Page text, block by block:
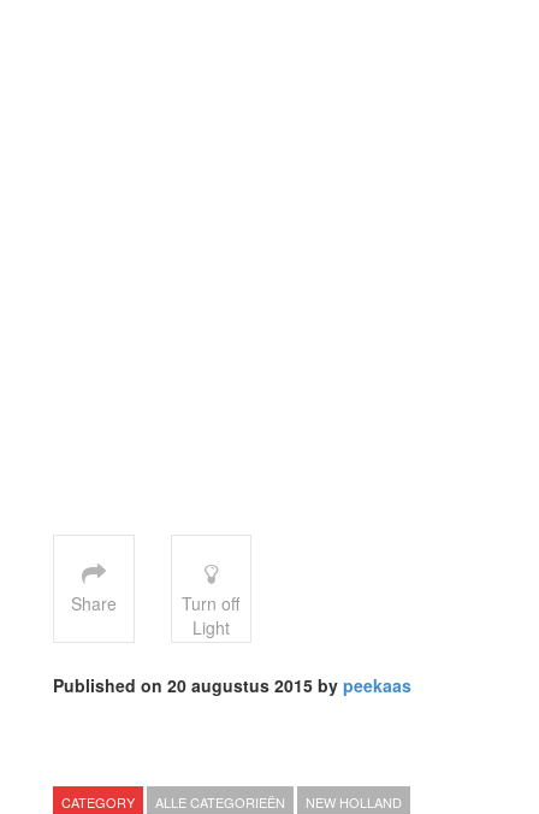
Share
Turn off
Light
Published on 20 augustus 2015 by peekaas
CATEGORY ALLE CATEGORIEËN NEW HOLLAND